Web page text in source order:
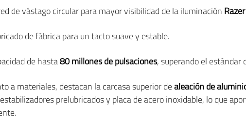
de vástago circular para mayor visibilidad de la iluminación
de fábrica para un tacto suave y estable.
de hasta80 millones de pulsaciones, superando el estándar
a materiales, destacan la carcasa superior dealeación de
prelubricados y placa de acero inoxidable, lo que